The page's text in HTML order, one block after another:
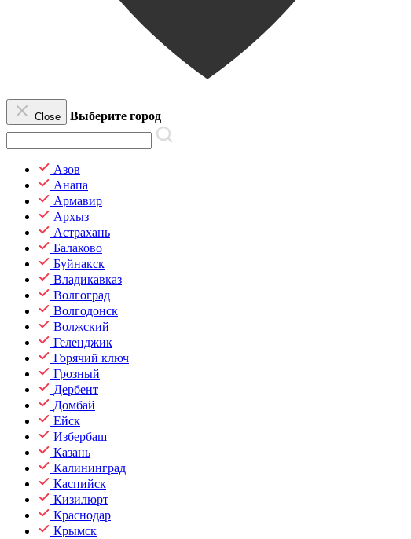
Close Выберите город
Азов
Анапа
Армавир
Архыз
Астрахань
Балаково
Буйнакск
Владикавказ
Волгоград
Волгодонск
Волжский
Геленджик
Горячий ключ
Грозный
Дербент
Домбай
Ейск
Избербаш
Казань
Калининград
Каспийск
Кизилюрт
Краснодар
Крымск